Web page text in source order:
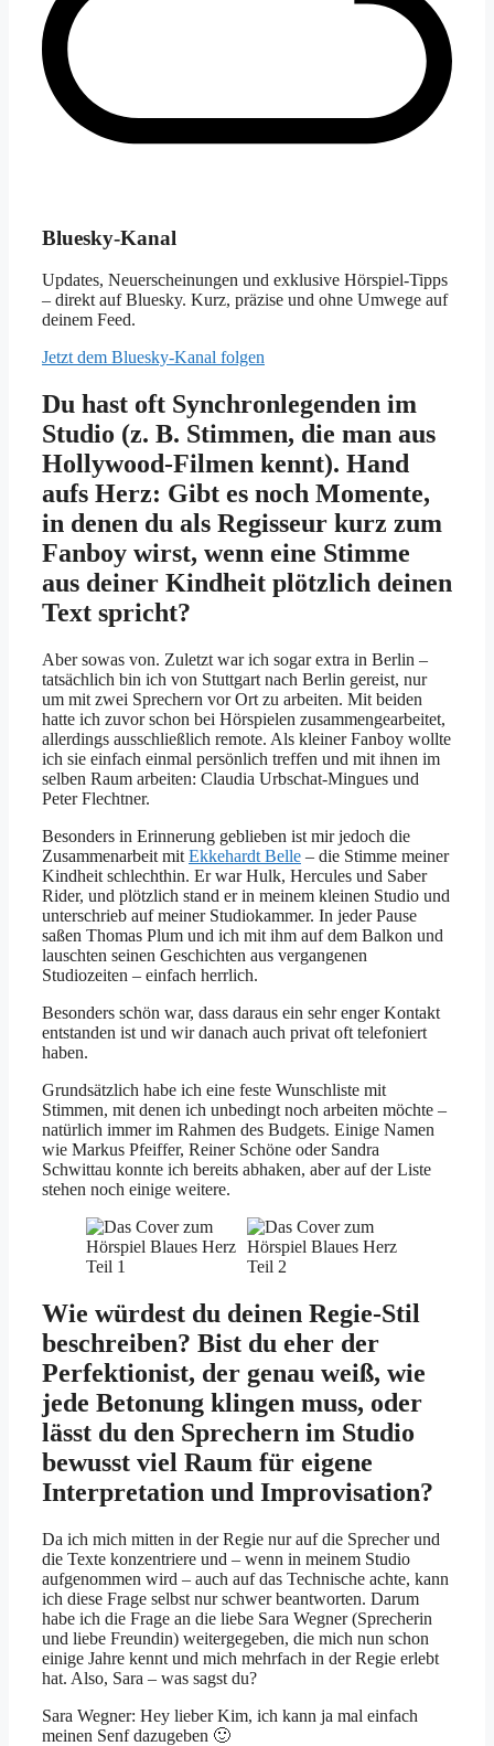
Bluesky-Kanal
Updates, Neuerscheinungen und exklusive Hörspiel-Tipps
– direkt auf Bluesky. Kurz, präzise und ohne Umwege auf
deinem Feed.
Jetzt dem Bluesky-Kanal folgen
Du hast oft Synchronlegenden im
Studio (z. B. Stimmen, die man aus
Hollywood-Filmen kennt). Hand
aufs Herz: Gibt es noch Momente,
in denen du als Regisseur kurz zum
Fanboy wirst, wenn eine Stimme
aus deiner Kindheit plötzlich deinen
Text spricht?
Aber sowas von. Zuletzt war ich sogar extra in Berlin –
tatsächlich bin ich von Stuttgart nach Berlin gereist, nur
um mit zwei Sprechern vor Ort zu arbeiten. Mit beiden
hatte ich zuvor schon bei Hörspielen zusammengearbeitet,
allerdings ausschließlich remote. Als kleiner Fanboy wollte
ich sie einfach einmal persönlich treffen und mit ihnen im
selben Raum arbeiten: Claudia Urbschat-Mingues und
Peter Flechtner.
Besonders in Erinnerung geblieben ist mir jedoch die
Zusammenarbeit mit Ekkehardt Belle – die Stimme meiner
Kindheit schlechthin. Er war Hulk, Hercules und Saber
Rider, und plötzlich stand er in meinem kleinen Studio und
unterschrieb auf meiner Studiokammer. In jeder Pause
saßen Thomas Plum und ich mit ihm auf dem Balkon und
lauschten seinen Geschichten aus vergangenen
Studiozeiten – einfach herrlich.
Besonders schön war, dass daraus ein sehr enger Kontakt
entstanden ist und wir danach auch privat oft telefoniert
haben.
Grundsätzlich habe ich eine feste Wunschliste mit
Stimmen, mit denen ich unbedingt noch arbeiten möchte –
natürlich immer im Rahmen des Budgets. Einige Namen
wie Markus Pfeiffer, Reiner Schöne oder Sandra
Schwittau konnte ich bereits abhaken, aber auf der Liste
stehen noch einige weitere.
Wie würdest du deinen Regie-Stil
beschreiben? Bist du eher der
Perfektionist, der genau weiß, wie
jede Betonung klingen muss, oder
lässt du den Sprechern im Studio
bewusst viel Raum für eigene
Interpretation und Improvisation?
Da ich mich mitten in der Regie nur auf die Sprecher und
die Texte konzentriere und – wenn in meinem Studio
aufgenommen wird – auch auf das Technische achte, kann
ich diese Frage selbst nur schwer beantworten. Darum
habe ich die Frage an die liebe Sara Wegner (Sprecherin
und liebe Freundin) weitergegeben, die mich nun schon
einige Jahre kennt und mich mehrfach in der Regie erlebt
hat. Also, Sara – was sagst du?
Sara Wegner: Hey lieber Kim, ich kann ja mal einfach
meinen Senf dazugeben 🙂